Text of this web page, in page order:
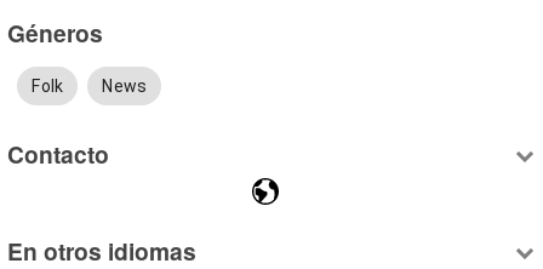
Géneros
Folk News
Contacto
En otros idiomas